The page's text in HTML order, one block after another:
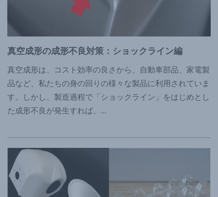
真空成形の成形不良対策：ショックライン編
真空成形は、コスト効率の良さから、自動車部品、家電製
品など、私たちの身の回りの様々な製品に利用されていま
す。しかし、製造過程で「ショックライン」をはじめとし
た成形不良が発生すれば、 ...